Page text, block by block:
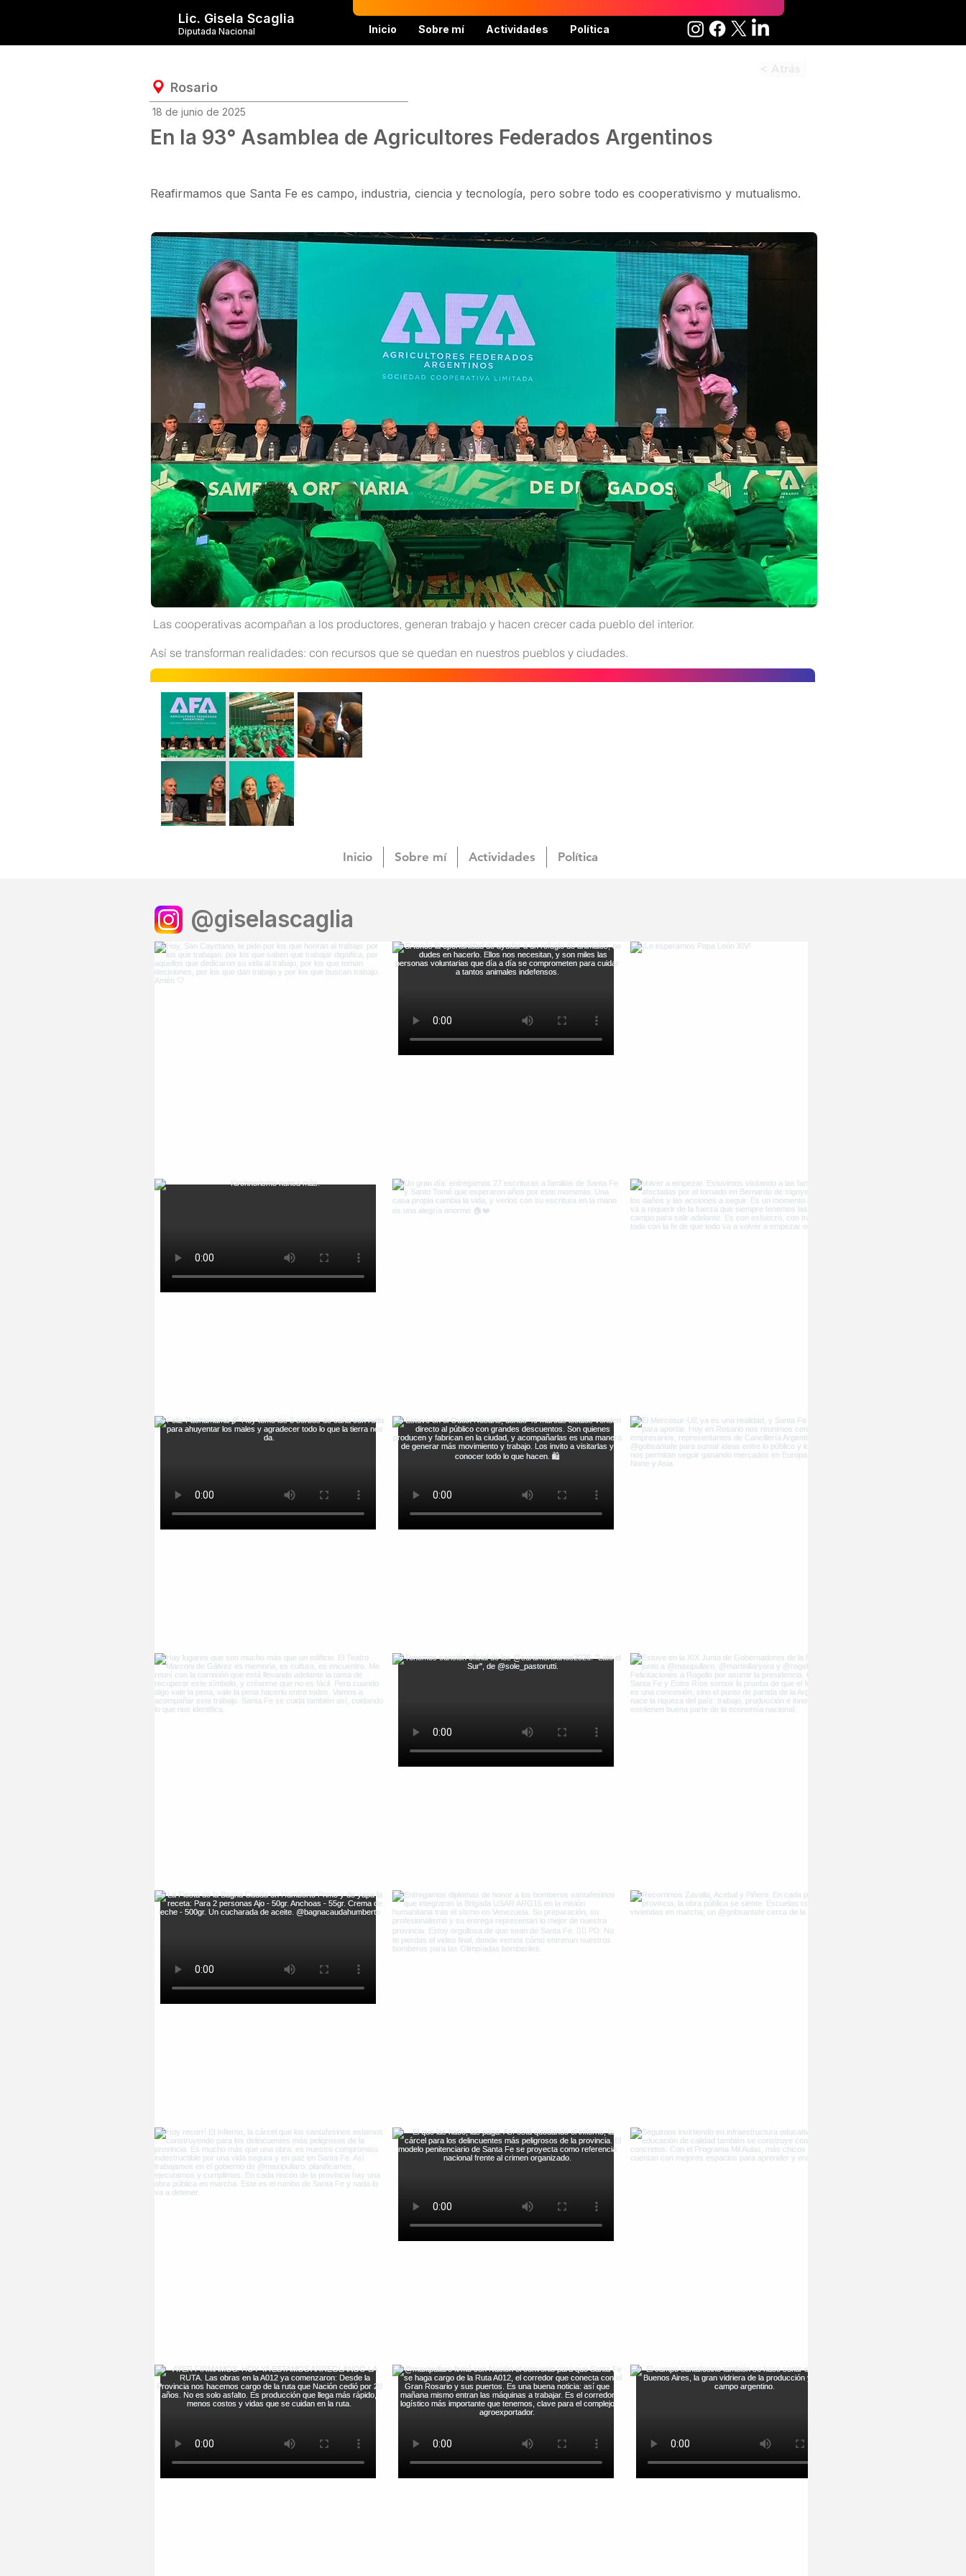
Diputada Nacional
Lic. Gisela Scaglia
Inicio Sobre mí Actividades Política
Rosario
18 de junio de 2025
En la 93° Asamblea de Agricultores Federados Argentinos
Reafirmamos que Santa Fe es campo, industria, ciencia y tecnología, pero sobre todo es cooperativismo y mutualismo.
Las cooperativas acompañan a los productores, generan trabajo y hacen crecer cada pueblo del interior.
Así se transforman realidades: con recursos que se quedan en nuestros pueblos y ciudades.
Inicio Sobre mí Actividades Política
@giselascaglia